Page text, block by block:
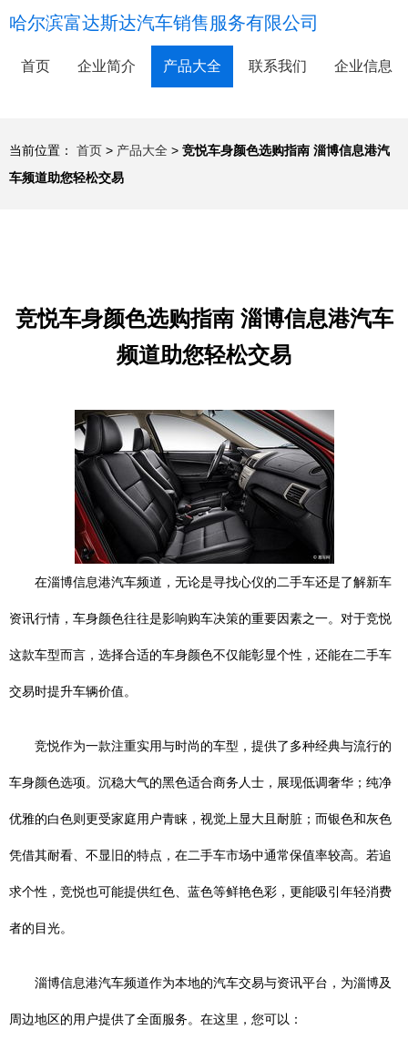
哈尔滨富达斯达汽车销售服务有限公司
首页 企业简介 产品大全 联系我们 企业信息
当前位置： 首页 > 产品大全 > 竞悦车身颜色选购指南 淄博信息港汽
车频道助您轻松交易
竞悦车身颜色选购指南 淄博信息港汽车
频道助您轻松交易
在淄博信息港汽车频道，无论是寻找心仪的二手车还是了解新车
资讯行情，车身颜色往往是影响购车决策的重要因素之一。对于竞悦
这款车型而言，选择合适的车身颜色不仅能彰显个性，还能在二手车
交易时提升车辆价值。
竞悦作为一款注重实用与时尚的车型，提供了多种经典与流行的
车身颜色选项。沉稳大气的黑色适合商务人士，展现低调奢华；纯净
优雅的白色则更受家庭用户青睐，视觉上显大且耐脏；而银色和灰色
凭借其耐看、不显旧的特点，在二手车市场中通常保值率较高。若追
求个性，竞悦也可能提供红色、蓝色等鲜艳色彩，更能吸引年轻消费
者的目光。
淄博信息港汽车频道作为本地的汽车交易与资讯平台，为淄博及
周边地区的用户提供了全面服务。在这里，您可以：